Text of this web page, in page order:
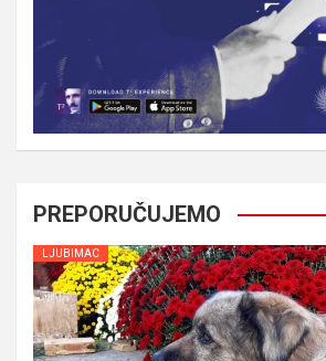
PREPORUČUJEMO
LJUBIMAC